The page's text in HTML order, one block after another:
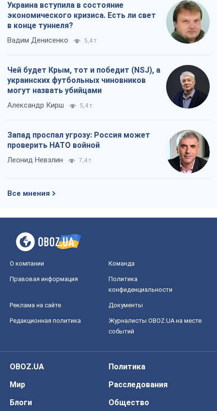
Украина вступила в состояние
экономического кризиса. Есть ли свет
в конце туннеля?
Вадим Денисенко 5,4 т.
Чей будет Крым, тот и победит (NSJ), а
украинских футбольных чиновников
могут назвать убийцами
Александр Кирш 5,4 т.
Запад проспал угрозу: Россия может
проверить НАТО войной
Леонид Невзлин 7,4 т.
Все мнения
О компании Команда
Правовая информация
Политика
конфиденциальности
Реклама на сайте Документы
Редакционная политика
Журналисты OBOZ.UA на месте
событий
OBOZ.UA
Политика
Мир
Расследования
Блоги
Общество